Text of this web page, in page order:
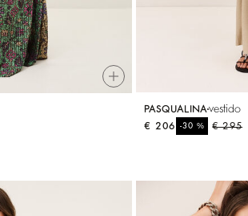
PASQUALINAvestido
€ 295
-30 %
€ 206